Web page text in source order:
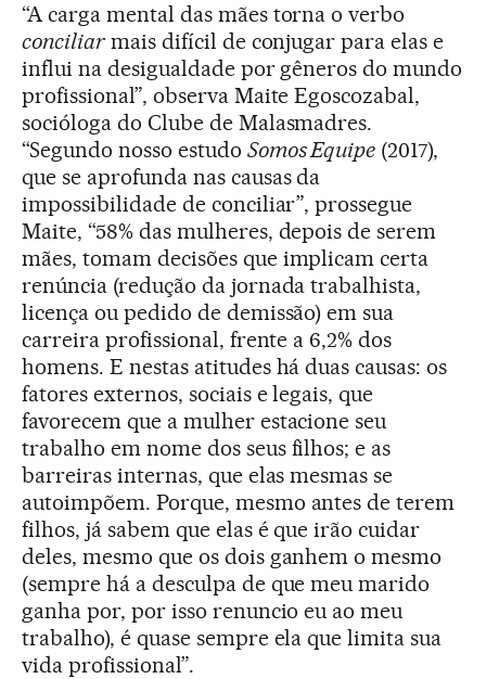
“A carga mental das mães torna o verbo
conciliarmais difícil de conjugar para elas e
influi na desigualdade por gêneros do mundo
profissional”, observa Maite Egoscozabal,
socióloga do Clube de Malasmadres.
“Segundo nosso estudo Somos Equipe (2017),
que se aprofunda nas causas da
impossibilidade de conciliar”, prossegue
Maite, “58% das mulheres, depois de serem
mães, tomam decisões que implicam certa
renúncia (redução da jornada trabalhista,
licença ou pedido de demissão) em sua
carreira profissional, frente a 6,2% dos
homens. E nestas atitudes há duas causas: os
fatores externos, sociais e legais, que
favorecem que a mulher estacione seu
trabalho em nome dos seus filhos; e as
barreiras internas, que elas mesmas se
autoimpõem. Porque, mesmo antes de terem
filhos, já sabem que elas é que irão cuidar
deles, mesmo que os dois ganhem o mesmo
(sempre há a desculpa de que meu marido
ganha por, por isso renuncio eu ao meu
trabalho), é quase sempre ela que limita sua
vida profissional”.